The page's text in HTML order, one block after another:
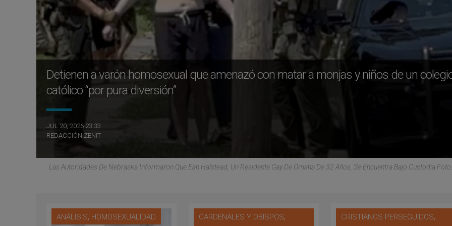
Detienen a varón homosexual que amenazó con matar a monjas y niños de un
católico “por pura diversión”
JUL 20, 2026 23:33
REDACCIÓN ZENIT
Las Autoridades De Nebraska Informaron Que Ean Halstead, Un Residente Gay De Omaha De 32 Años, Se Encuentra Bajo Custodia
ANÁLISIS, HOMOSEXUALIDAD CARDENALES Y OBISPOS, CRISTIANOS PERSEGUIDOS,